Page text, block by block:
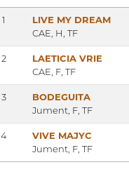
1
LIVE MY DREAM
CAE, H, TF
2
LAETICIA VRIE
CAE, F, TF
3
BODEGUITA
Jument, F, TF
4
VIVE MAJYC
Jument, F, TF